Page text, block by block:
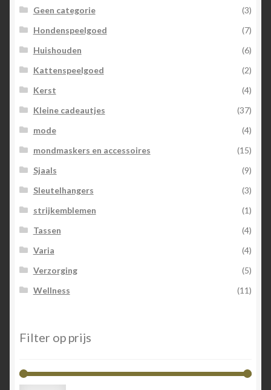
Geen categorie
(3)
Hondenspeelgoed
(7)
Huishouden
(6)
Kattenspeelgoed
(2)
Kerst
(4)
Kleine cadeautjes
(37)
mode
(4)
mondmaskers en accessoires
(15)
Sjaals
(9)
Sleutelhangers
(3)
strijkemblemen
(1)
Tassen
(4)
Varia
(4)
Verzorging
(5)
Wellness
(11)
Filter op prijs